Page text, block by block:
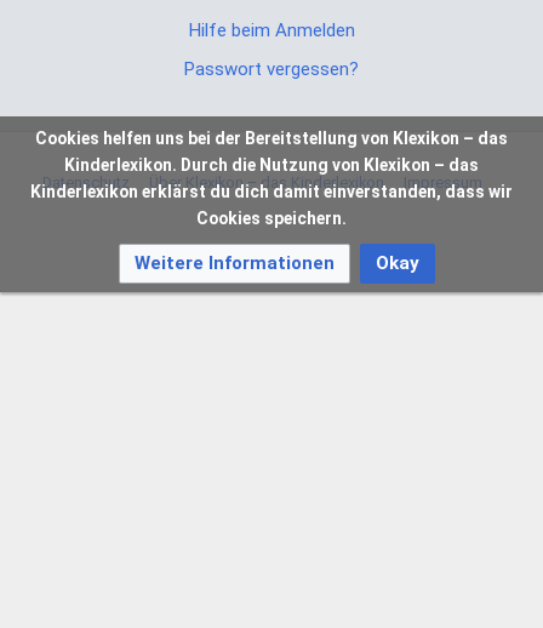
Hilfe beim Anmelden
Passwort vergessen?
Datenschutz Über Klexikon – das Kinderlexikon Impressum
Cookies helfen uns bei der Bereitstellung von Klexikon – das
Kinderlexikon. Durch die Nutzung von Klexikon – das
Kinderlexikon erklärst du dich damit einverstanden, dass wir
Cookies speichern.
Weitere Informationen Okay